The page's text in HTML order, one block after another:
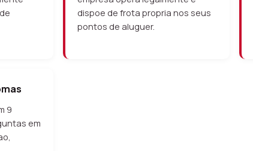
dispoe de frota propria nos seus
pontos de aluguer.
9
em